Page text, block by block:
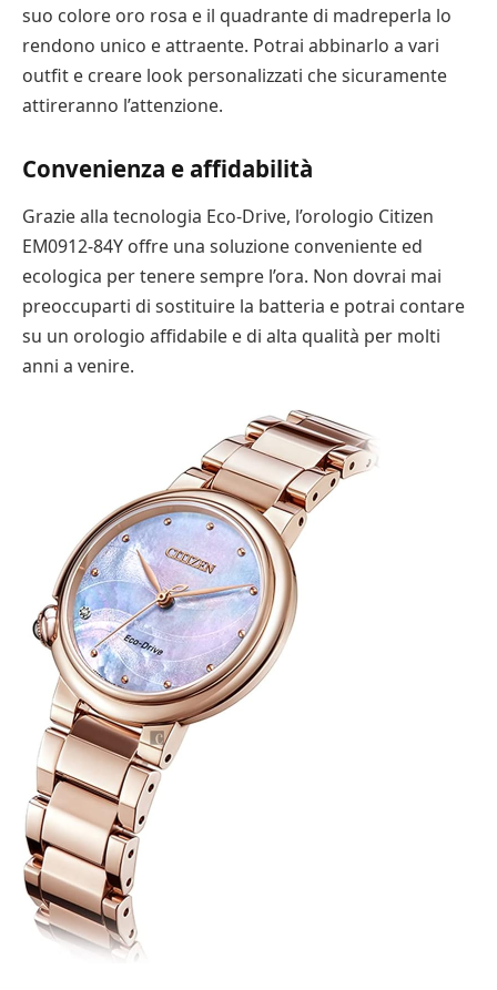
suo colore oro rosa e il quadrante di madreperla lo
rendono unico e attraente. Potrai abbinarlo a vari
outfit e creare look personalizzati che sicuramente
attireranno l’attenzione.
Convenienza e affidabilità
Grazie alla tecnologia Eco-Drive, l’orologio Citizen
EM0912-84Y offre una soluzione conveniente ed
ecologica per tenere sempre l’ora. Non dovrai mai
preoccuparti di sostituire la batteria e potrai contare
su un orologio affidabile e di alta qualità per molti
anni a venire.